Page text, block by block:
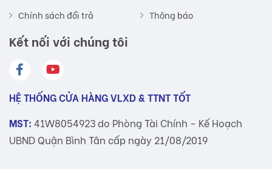
Chính sách đổi trả
Thông báo
Kết nối với chúng tôi
HỆ THỐNG CỬA HÀNG VLXD & TTNT TỐT
MST: 41W8054923 do Phòng Tài Chính - Kế Hoạch
UBND Quận Bình Tân cấp ngày 21/08/2019